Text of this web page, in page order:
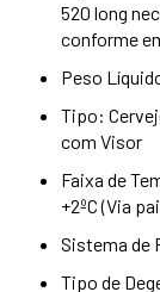
520 long
conforme
Peso
Tipo:
com Visor
Faixa de
+2ºC (Via
Sistema de
Tipo de